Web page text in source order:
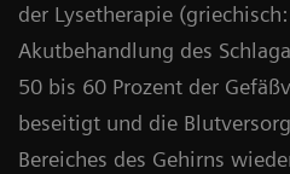
der Lysetherapie
Akutbehandlung des
50 bis 60 Prozent der
beseitigt und die
Bereiches des Gehirns